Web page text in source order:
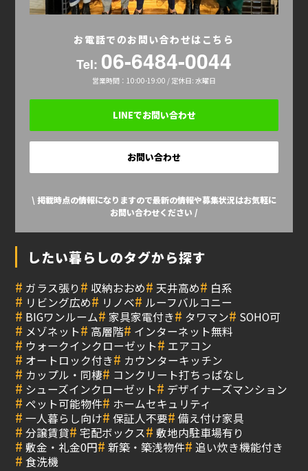
お電話でのお問い合わせはこちら
Tel: 06-6484-0044
営業時間：10:00-19:00 / 定休日: 水曜日
LINEでお問い合わせ
お問い合わせ
\ 掲載時点の情報になりますので最新の情報や募集状況はお気軽に
お問い合わせください /
したい暮らしのタグから探す
# ガラス張り# 収納おおめ# 天井高め# 白系
# リビング広め# リノベ# ルーフバルコニー
# BIGワンルーム# 家具家電付き# タワマン# SOHO可
# メゾネット# 高層階# インターネット無料
# ウォークインクローゼット# エアコン
# オートロック付き# カウンターキッチン
# カップル・同棲# コンクリート打ちっぱなし
# シューズインクローゼット# デザイナーズマンション
# ペット可能物件# ホームセキュリティ
# 一人暮らし向け# 保証人不要# 備え付け家具
# 分譲賃貸# 宅配ボックス# 敷地内駐車場有り
# 敷金・礼金0円# 新築・築浅物件# 追い炊き機能付き
# 食洗機